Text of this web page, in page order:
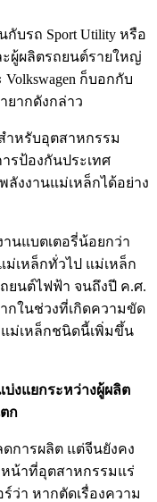
บรถ Sport Utility หรือ
ผู้ผลิตรถยนต์รายใหญ่
ก็บอกกับ
ยากดังกล่าว
ำหรับอุตสาหกรรม
รป้องกันประเทศ
ลังงานแม่เหล็กได้อย่าง
นแบตเตอรี่น้อยกว่า
เหล็กทั่วไป แม่เหล็ก
ยนต์ไฟฟ้า จนถึงปี ค.ศ.
กในช่วงที่เกิดความขัด
ม่เหล็กชนิดนี้เพิ่มขึ้น
งแยกระหว่างผู้ผลิต
ก
การผลิต แต่จีนยังคง
หน้าที่อุตสาหกรรมแร่
ว่า หากตัดเรื่องความ